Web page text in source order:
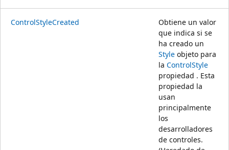
ControlStyleCreated
Obtiene un valor
que indica si se
ha creado un
Style objeto para
la ControlStyle
propiedad . Esta
propiedad la
usan
principalmente
los
desarrolladores
de controles.